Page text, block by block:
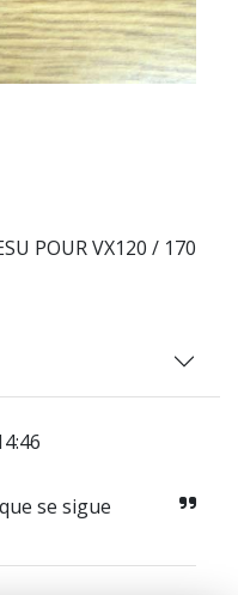
POUR VX120 / 170
se sigue